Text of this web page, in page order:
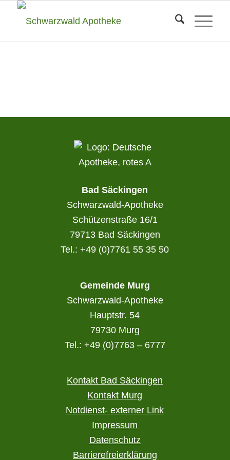
Bad Säckingen
Schwarzwald-Apotheke
Schützenstraße 16/1
79713 Bad Säckingen
Tel.: +49 (0)7761 55 35 50
Gemeinde Murg
Schwarzwald-Apotheke
Hauptstr. 54
79730 Murg
Tel.: +49 (0)7763 – 6777
Kontakt Bad Säckingen
Kontakt Murg
Notdienst- externer Link
Impressum
Datenschutz
Barrierefreierklärung